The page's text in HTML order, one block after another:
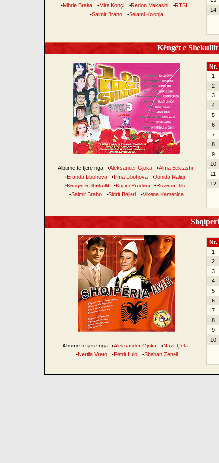
•Mihrie Braha •Mira Konçi •Redon Makashi •RTSH
•Saimir Braho •Selami Kolonja
14
Këngët e
Albume të tjerë nga •Aleksandër Gjoka •Alma Bektashi
•Eranda Libohova •Irma Libohova •Jonida Maliqi
•Këngët e Shekullit •Kujtim Prodani •Rovena Dilo
•Saimir Braho •Sidrit Bejleri •Vikena Kamenica
Nr.
1
2
3
4
5
6
7
8
9
10
11
12
Albume të tjerë nga •Aleksandër Gjoka •Nazif Çela
•Nertila Vreto •Petrit Lulo •Shaban Zeneli
Nr.
1
2
3
4
5
6
7
8
9
10